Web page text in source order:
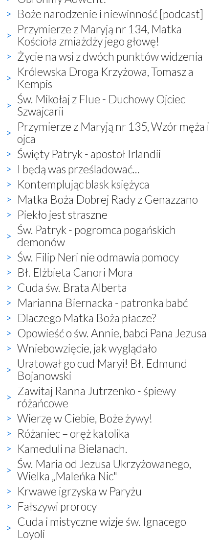
Boże narodzenie i niewinność [podcast]
Przymierze z Maryją nr 134, Matka
Kościoła zmiażdży jego głowę!
Życie na wsi z dwóch punktów widzenia
Królewska Droga Krzyżowa, Tomasz a
Kempis
Św. Mikołaj z Flue - Duchowy Ojciec
Szwajcarii
Przymierze z Maryją nr 135, Wzór męża i
ojca
Święty Patryk - apostoł Irlandii
I będą was prześladować...
Kontemplując blask księżyca
Matka Boża Dobrej Rady z Genazzano
Piekło jest straszne
Św. Patryk - pogromca pogańskich
demonów
Św. Filip Neri nie odmawia pomocy
Bł. Elżbieta Canori Mora
Cuda św. Brata Alberta
Marianna Biernacka - patronka babć
Dlaczego Matka Boża płacze?
Opowieść o św. Annie, babci Pana Jezusa
Wniebowzięcie, jak wyglądało
Uratował go cud Maryi! Bł. Edmund
Bojanowski
Zawitaj Ranna Jutrzenko - śpiewy
różańcowe
Wierzę w Ciebie, Boże żywy!
Różaniec – oręż katolika
Kameduli na Bielanach.
Św. Maria od Jezusa Ukrzyżowanego,
Wielka „Maleńka Nic"
Krwawe igrzyska w Paryżu
Fałszywi prorocy
Cuda i mistyczne wizje św. Ignacego
Loyoli